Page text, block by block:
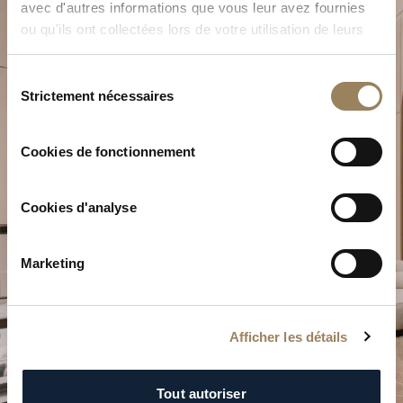
avec d'autres informations que vous leur avez fournies
ou qu'ils ont collectées lors de votre utilisation de leurs
services.
duStrictement nécessaires
Cookies de fonctionnement
Cookies d'analyse
Marketing
Afficher les détails
Tout autoriser
d’exception